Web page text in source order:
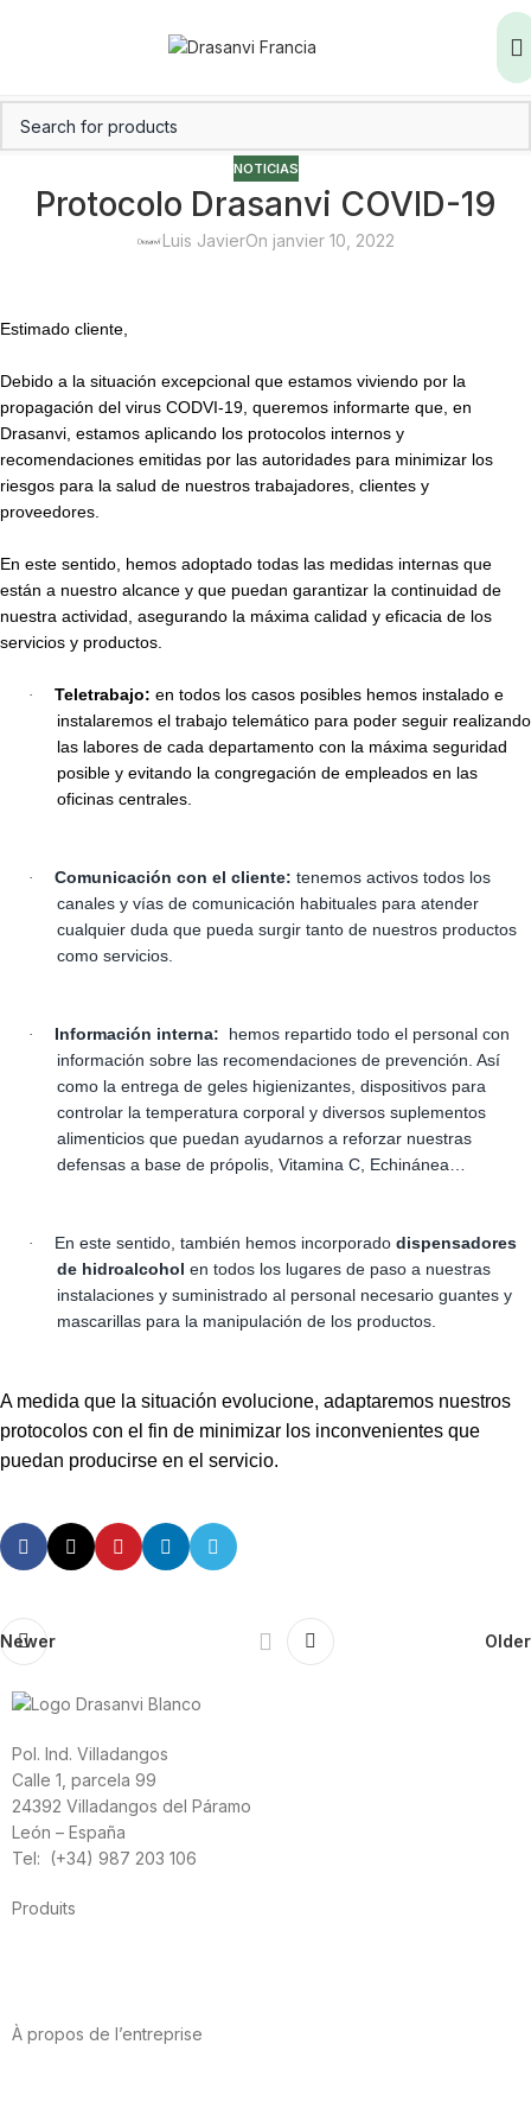
NOTICIAS
Protocolo Drasanvi COVID-19
Luis JavierOn janvier 10, 2022
Estimado cliente,
Debido a la situación excepcional que estamos viviendo por la
propagación del virus CODVI-19, queremos informarte que, en
Drasanvi, estamos aplicando los protocolos internos y
recomendaciones emitidas por las autoridades para minimizar los
riesgos para la salud de nuestros trabajadores, clientes y
proveedores.
En este sentido, hemos adoptado todas las medidas internas que
están a nuestro alcance y que puedan garantizar la continuidad de
nuestra actividad, asegurando la máxima calidad y eficacia de los
servicios y productos.
· Teletrabajo: en todos los casos posibles hemos instalado e
instalaremos el trabajo telemático para poder seguir realizando
las labores de cada departamento con la máxima seguridad
posible y evitando la congregación de empleados en las
oficinas centrales.
· Comunicación con el cliente: tenemos activos todos los
canales y vías de comunicación habituales para atender
cualquier duda que pueda surgir tanto de nuestros productos
como servicios.
· Información interna:
hemos repartido todo el personal con
información sobre las recomendaciones de prevención. Así
como la entrega de geles higienizantes, dispositivos para
controlar la temperatura corporal y diversos suplementos
alimenticios que puedan ayudarnos a reforzar nuestras
defensas a base de própolis, Vitamina C, Echinánea…
· En este sentido, también hemos incorporado dispensadores
de hidroalcohol en todos los lugares de paso a nuestras
instalaciones y suministrado al personal necesario guantes y
mascarillas para la manipulación de los productos.
A medida que la situación evolucione, adaptaremos nuestros
protocolos con el fin de minimizar los inconvenientes que
puedan producirse en el servicio.
Newer Older
Pol. Ind. Villadangos
Calle 1, parcela 99
24392 Villadangos del Páramo
León – España
Tel: (+34) 987 203 106
Produits
À propos de l’entreprise